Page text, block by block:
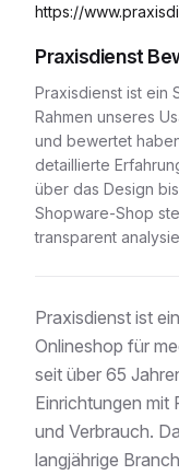
https://
Praxisdienst
Praxisdienst ist ein
Rahmen unseres
und bewertet
detaillierte
über das Design
Shopware-Shop
transparent
Praxisdienst ist
Onlineshop für
seit über 65
Einrichtungen mit
und Verbrauch.
langjährige